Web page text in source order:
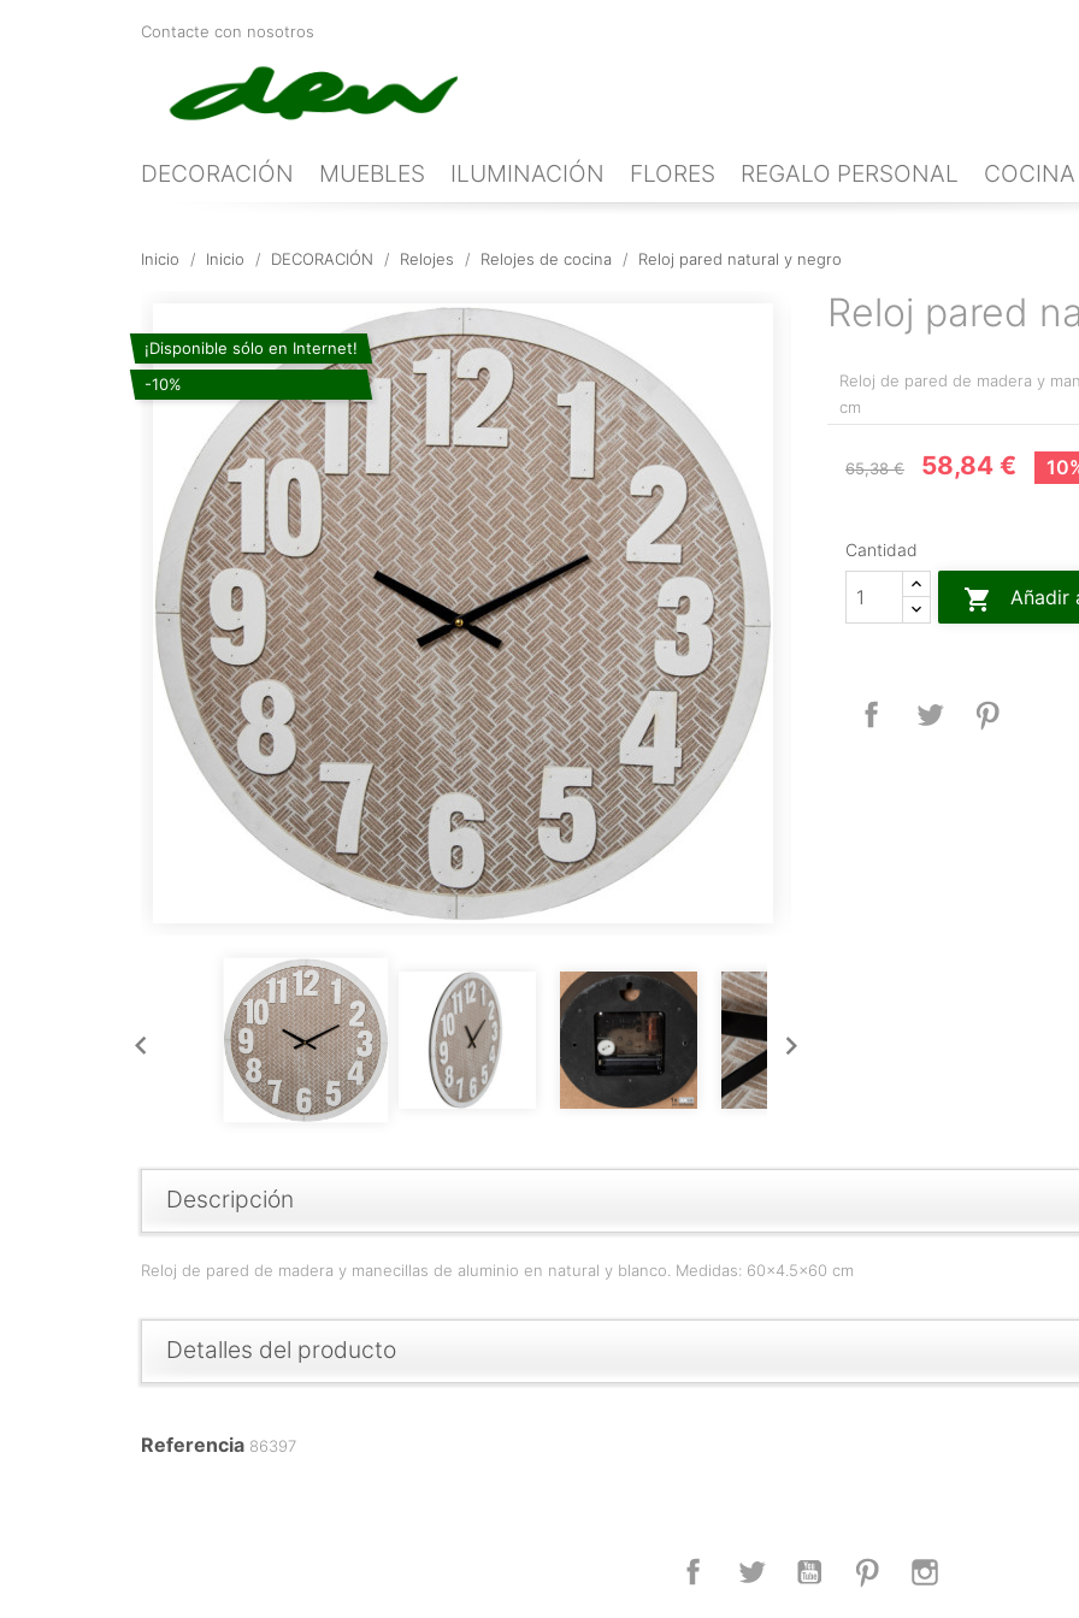
Contacte con nosotros
DECORACIÓN
MUEBLES ILUMINACIÓN FLORES REGALO PERSONAL COCINA
Inicio Inicio DECORACIÓN Relojes Relojes de cocina Reloj pared natural y negro
¡Disponible sólo en Internet!
-10%
Reloj pared
Reloj de pared de madera y
cm
65,38 € 58,84 €
Cantidad
 Añadir
CompartirTuitear
Descripción
Reloj de pared de madera y manecillas de aluminio en natural y blanco. Medidas: 60x4.5x60 cm
Detalles del producto
Referencia 86397
FacebookTwitter YouTube Pinterest